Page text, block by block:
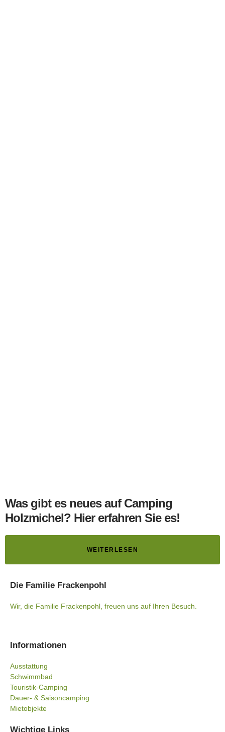
Was gibt es neues auf Camping
Holzmichel? Hier erfahren Sie es!
WEITERLESEN
Die Familie Frackenpohl
Wir, die Familie Frackenpohl, freuen uns auf Ihren Besuch.
Informationen
Ausstattung
Schwimmbad
Touristik-Camping
Dauer- & Saisoncamping
Mietobjekte
Wichtige Links